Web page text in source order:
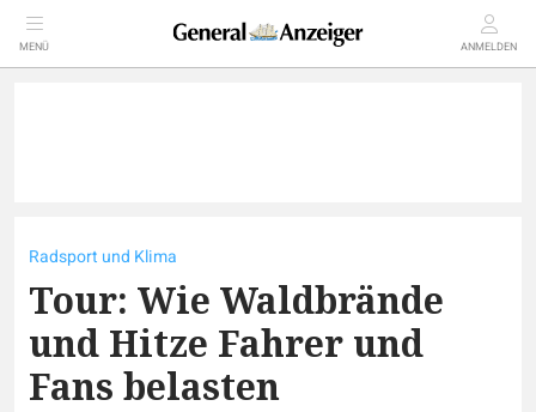
MENÜ ANMELDEN
Radsport und Klima
Tour: Wie Waldbrände
und Hitze Fahrer und
Fans belasten